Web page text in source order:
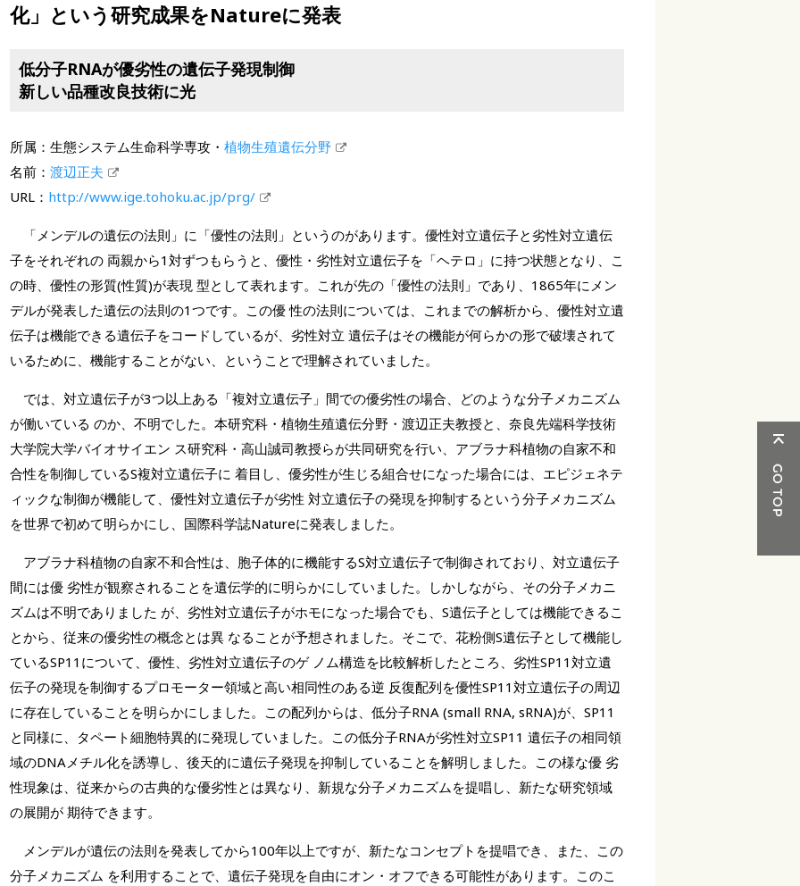
化」という研究成果をNatureに発表
低分子RNAが優劣性の遺伝子発現制御
新しい品種改良技術に光
所属：生態システム生命科学専攻・ 植物生殖遺伝分野
名前： 渡辺正夫
URL： http://www.ige.tohoku.ac.jp/prg/
「メンデルの遺伝の法則」に「優性の法則」というのがあります。優性対立遺伝子と劣性対立遺伝
子をそれぞれの 両親から1対ずつもらうと、優性・劣性対立遺伝子を「ヘテロ」に持つ状態となり、こ
の時、優性の形質(性質)が表現 型として表れます。これが先の「優性の法則」であり、1865年にメン
デルが発表した遺伝の法則の1つです。この優 性の法則については、これまでの解析から、優性対立遺
伝子は機能できる遺伝子をコードしているが、劣性対立 遺伝子はその機能が何らかの形で破壊されて
いるために、機能することがない、ということで理解されていました。
では、対立遺伝子が3つ以上ある「複対立遺伝子」間での優劣性の場合、どのような分子メカニズム
が働いている のか、不明でした。本研究科・植物生殖遺伝分野・渡辺正夫教授と、奈良先端科学技術
大学院大学バイオサイエン ス研究科・高山誠司教授らが共同研究を行い、アブラナ科植物の自家不和
合性を制御しているS複対立遺伝子に 着目し、優劣性が生じる組合せになった場合には、エピジェネテ
ィックな制御が機能して、優性対立遺伝子が劣性 対立遺伝子の発現を抑制するという分子メカニズム
を世界で初めて明らかにし、国際科学誌Natureに発表しました。
アブラナ科植物の自家不和合性は、胞子体的に機能するS対立遺伝子で制御されており、対立遺伝子
間には優 劣性が観察されることを遺伝学的に明らかにしていました。しかしながら、その分子メカニ
ズムは不明でありました が、劣性対立遺伝子がホモになった場合でも、S遺伝子としては機能できるこ
とから、従来の優劣性の概念とは異 なることが予想されました。そこで、花粉側S遺伝子として機能し
ているSP11について、優性、劣性対立遺伝子のゲ ノム構造を比較解析したところ、劣性SP11対立遺
伝子の発現を制御するプロモーター領域と高い相同性のある逆 反復配列を優性SP11対立遺伝子の周辺
に存在していることを明らかにしました。この配列からは、低分子RNA (small RNA, sRNA)が、SP11
と同様に、タペート細胞特異的に発現していました。この低分子RNAが劣性対立SP11 遺伝子の相同領
域のDNAメチル化を誘導し、後天的に遺伝子発現を抑制していることを解明しました。この様な優 劣
性現象は、従来からの古典的な優劣性とは異なり、新規な分子メカニズムを提唱し、新たな研究領域
の展開が 期待できます。
メンデルが遺伝の法則を発表してから100年以上ですが、新たなコンセプトを提唱でき、また、この
分子メカニズム を利用することで、遺伝子発現を自由にオン・オフできる可能性があります。このこ